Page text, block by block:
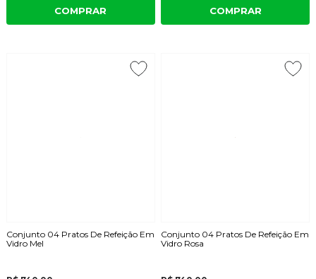
COMPRAR COMPRAR
Conjunto 04 Pratos De Refeição Em
Vidro Mel
Conjunto 04 Pratos De Refeição Em
Vidro Rosa